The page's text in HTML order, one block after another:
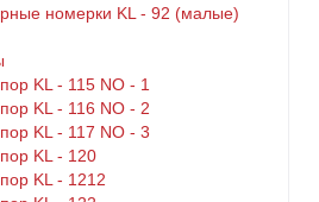
номерки KL - 92 (малые)
KL - 115 NO - 1
KL - 116 NO - 2
KL - 117 NO - 3
KL - 120
KL - 1212